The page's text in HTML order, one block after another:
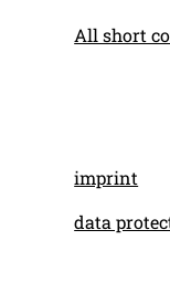
All short
imprint
data